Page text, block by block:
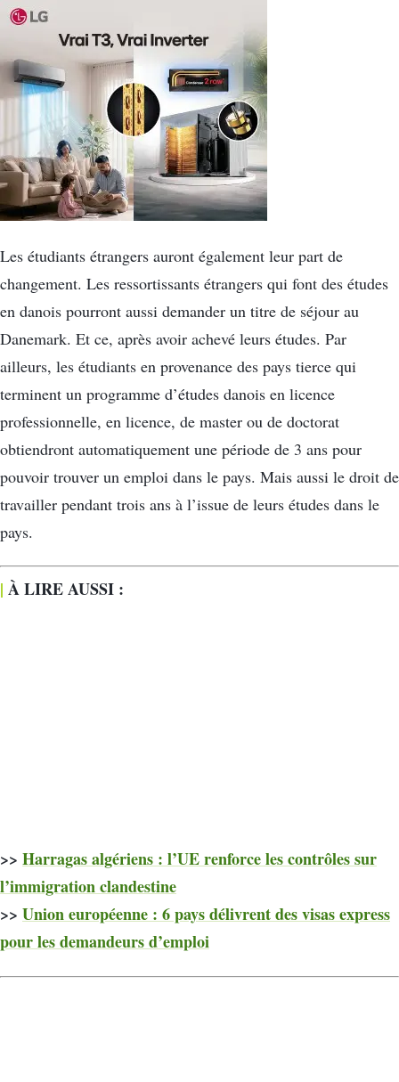
Les étudiants étrangers auront également leur part de
changement. Les ressortissants étrangers qui font des études
en danois pourront aussi demander un titre de séjour au
Danemark. Et ce, après avoir achevé leurs études. Par
ailleurs, les étudiants en provenance des pays tierce qui
terminent un programme d’études danois en licence
professionnelle, en licence, de master ou de doctorat
obtiendront automatiquement une période de 3 ans pour
pouvoir trouver un emploi dans le pays. Mais aussi le droit de
travailler pendant trois ans à l’issue de leurs études dans le
pays.
| À LIRE AUSSI :
>> Harragas algériens : l’UE renforce les contrôles sur
l’immigration clandestine
>> Union européenne : 6 pays délivrent des visas express
pour les demandeurs d’emploi